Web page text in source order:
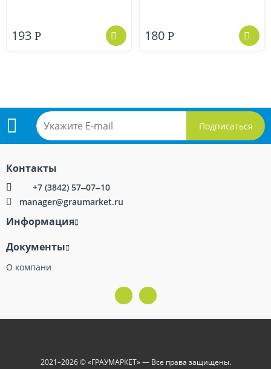
193 Р 180 Р
Контакты
+7 (3842) 57‒07‒10
manager@graumarket.ru
Информация
Документы
О компани
2021–2026 © «ГРАУМАРКЕТ» — Все права защищены.